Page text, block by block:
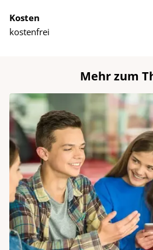
Kosten
kostenfrei
Mehr zum